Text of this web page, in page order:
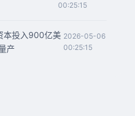
00:25:15
本投入900亿美
产
2026-05-06
00:25:15